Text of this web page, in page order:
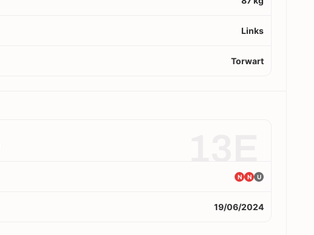
Links
Torwart
N N U
19/06/2024